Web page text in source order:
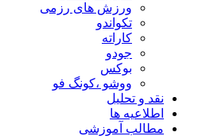
ورزش های رزمی
تکواندو
کاراته
جودو
بوکس
ووشو ،کونگ فو
نقد و تحلیل
اطلاعیه ها
مطالب آموزشی